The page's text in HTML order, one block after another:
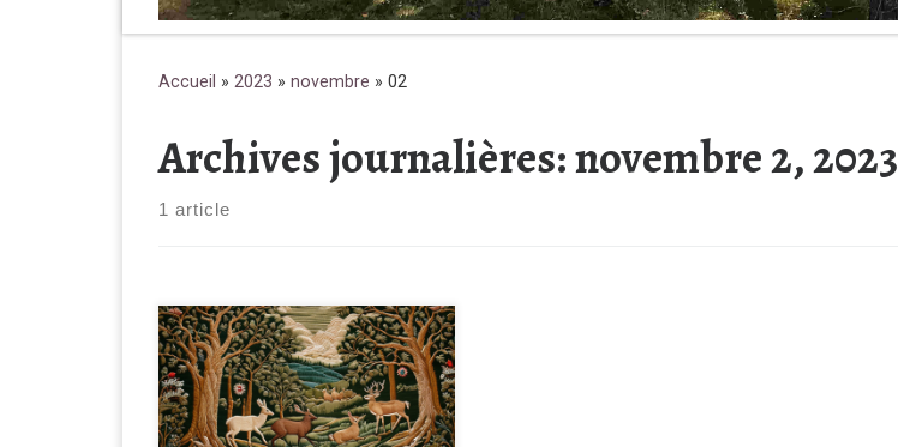
Accueil » 2023 » novembre » 02
Archives journalières:novembre 2, 2023
1 article
Projet permaculture